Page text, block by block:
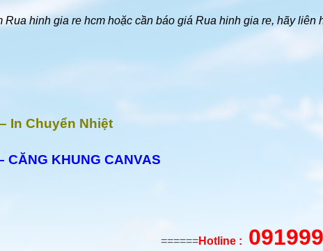
Rua hinh gia re hcm hoặc cần báo giá Rua hinh gia re, hãy
In Chuyển Nhiệt
CĂNG KHUNG CANVAS
======Hotline :